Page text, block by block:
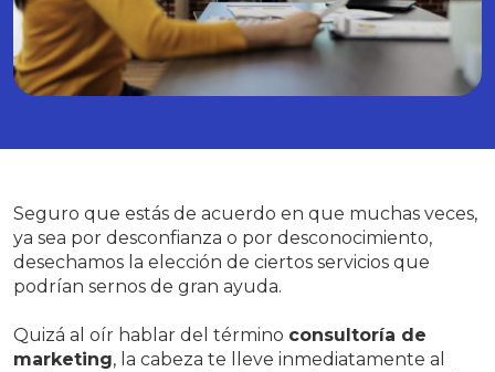
Seguro que estás de acuerdo en que muchas veces,
ya sea por desconfianza o por desconocimiento,
desechamos la elección de ciertos servicios que
podrían sernos de gran ayuda.
Quizá al oír hablar del término consultoría de
marketing, la cabeza te lleve inmediatamente al